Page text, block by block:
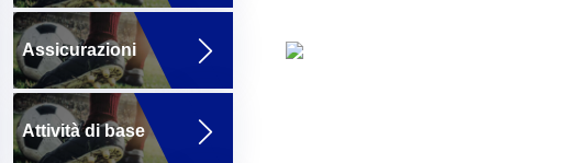
Assicurazioni
Attività di base